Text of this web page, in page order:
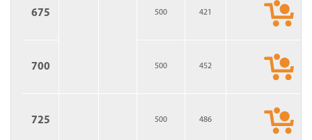
675 500 421
700 500 452
725 500 486